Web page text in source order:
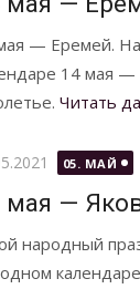
— Еремей.
14 мая
Читать
05. МАЙ
мая —
народный